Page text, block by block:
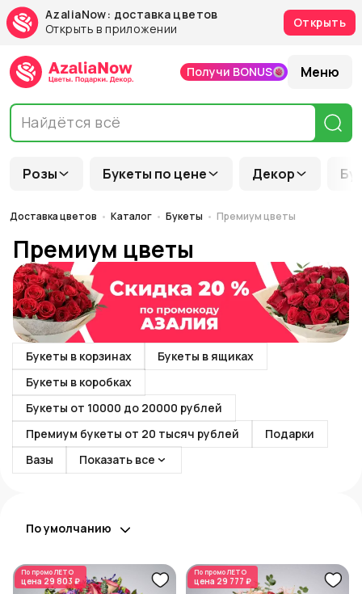
AzaliaNow: доставка цветов
Открыть в приложении
Открыть
Розы Букеты по цене Декор
Получи BONUS Меню
Доставка цветов Каталог Букеты Премиум цветы
Премиум цветы
Букеты в корзинах
Букеты в ящиках
Букеты в коробках
Букеты от 10000 до 20000 рублей
Премиум букеты от 20 тысяч рублей
Подарки
Вазы
Показать все
По умолчанию
По промоЛЕТО
цена 29 803 ₽
По промоЛЕТО
цена 29 777 ₽